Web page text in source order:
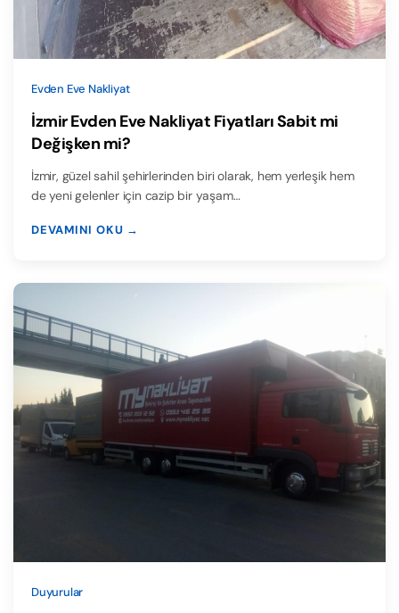
Evden Eve Nakliyat
İzmir Evden Eve Nakliyat Fiyatları Sabit mi
Değişken mi?
İzmir, güzel sahil şehirlerinden biri olarak, hem yerleşik hem
de yeni gelenler için cazip bir yaşam…
DEVAMINI OKU →
Duyurular